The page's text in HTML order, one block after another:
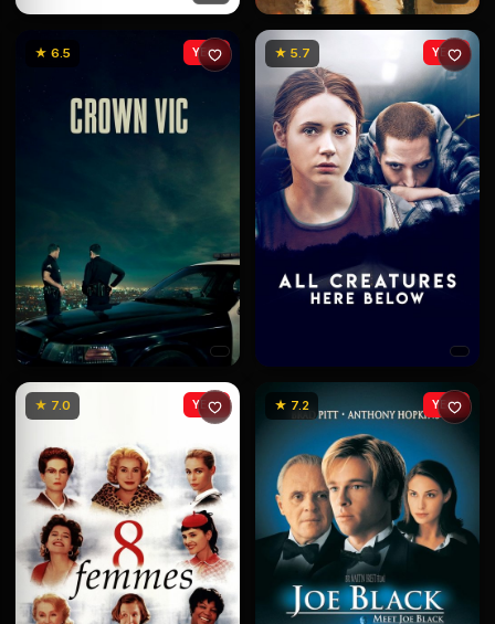
★ 6.5 YENİ ★ 5.7 YENİ
★ 7.0 YENİ ★ 7.2 YENİ